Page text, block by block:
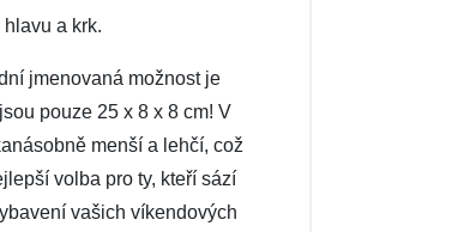
a krk.
jmenovaná možnost je
pouze 25 x 8 x 8 cm! V
menší a lehčí, což
volba pro ty, kteří sází
vašich víkendových